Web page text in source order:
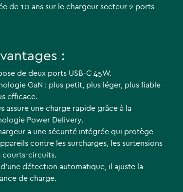
de 10 ans sur le chargeur secteur 2 ports
:
de deux ports USB-C 45W.
GaN : plus petit, plus léger, plus fiable
efficace.
assure une charge rapide grâce à la
Power Delivery.
a une sécurité intégrée qui protège
contre les surcharges, les surtensions
courts-circuits.
détection automatique, il ajuste la
de charge.